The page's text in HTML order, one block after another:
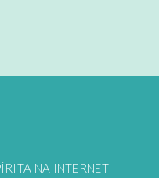
NA INTERNET